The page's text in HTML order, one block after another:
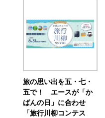
旅の思い出を五・七・
五で！ エースが「か
ばんの日」に合わせ
「旅行川柳コンテス